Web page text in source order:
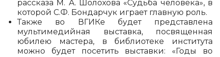
рассказа М. А. Шолохова «Судьба человека», в
которой С.Ф. Бондарчук играет главную роль.
Также во ВГИКе будет представлена
мультимедийная выставка, посвященная
юбилею мастера, в библиотеке института
можно будет посетить выставки: «Годы во